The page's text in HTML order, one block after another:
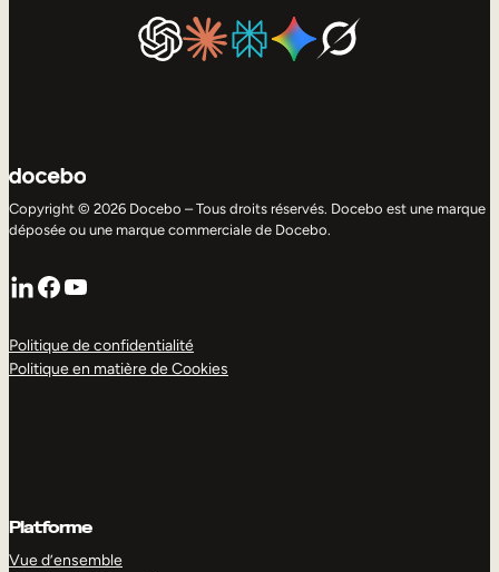
Copyright © 2026 Docebo – Tous droits réservés. Docebo est une marque
déposée ou une marque commerciale de Docebo.
LinkedIn
Facebook
YouTube
Politique de confidentialité
Politique en matière de Cookies
Platforme
Vue d’ensemble